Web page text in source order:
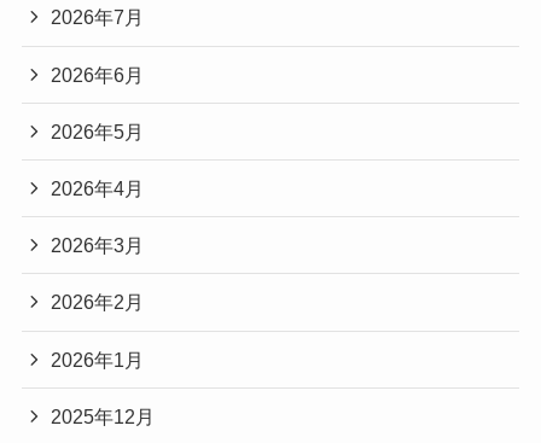
2026年7月
2026年6月
2026年5月
2026年4月
2026年3月
2026年2月
2026年1月
2025年12月